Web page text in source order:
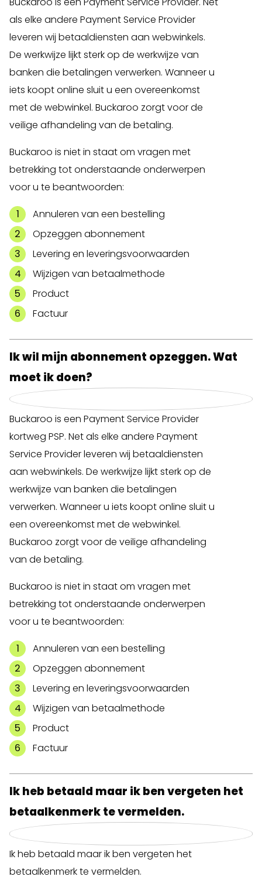
als elke andere Payment Service Provider
leveren wij betaaldiensten aan webwinkels.
De werkwijze lijkt sterk op de werkwijze van
banken die betalingen verwerken. Wanneer u
iets koopt online sluit u een overeenkomst
met de webwinkel. Buckaroo zorgt voor de
veilige afhandeling van de betaling.
Buckaroo is niet in staat om vragen met
betrekking tot onderstaande onderwerpen
voor u te beantwoorden:
Annuleren van een bestelling
Opzeggen abonnement
Levering en leveringsvoorwaarden
Wijzigen van betaalmethode
Product
Factuur
Ik wil mijn abonnement opzeggen. Wat
moet ik doen?
Buckaroo is een Payment Service Provider
kortweg PSP. Net als elke andere Payment
Service Provider leveren wij betaaldiensten
aan webwinkels. De werkwijze lijkt sterk op de
werkwijze van banken die betalingen
verwerken. Wanneer u iets koopt online sluit u
een overeenkomst met de webwinkel.
Buckaroo zorgt voor de veilige afhandeling
van de betaling.
Buckaroo is niet in staat om vragen met
betrekking tot onderstaande onderwerpen
voor u te beantwoorden:
Annuleren van een bestelling
Opzeggen abonnement
Levering en leveringsvoorwaarden
Wijzigen van betaalmethode
Product
Factuur
Ik heb betaald maar ik ben vergeten het
betaalkenmerk te vermelden.
Ik heb betaald maar ik ben vergeten het
betaalkenmerk te vermelden.